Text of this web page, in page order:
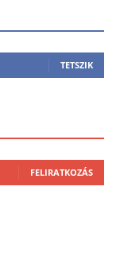
TETSZIK
FELIRATKOZÁS